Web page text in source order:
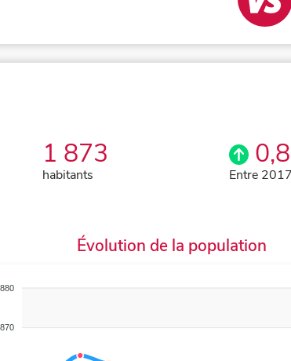
1 873
habitants Entre
Évolution de la population